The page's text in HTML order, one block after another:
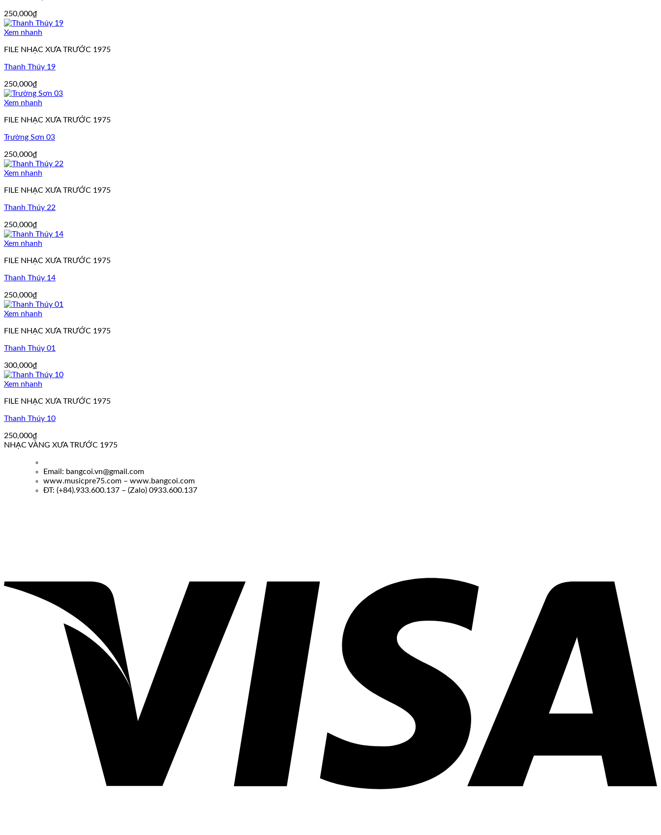
250,000₫
Xem nhanh
FILE NHẠC XƯA TRƯỚC 1975
Thanh Thúy 19
250,000₫
Xem nhanh
FILE NHẠC XƯA TRƯỚC 1975
Trường Sơn 03
250,000₫
Xem nhanh
FILE NHẠC XƯA TRƯỚC 1975
Thanh Thúy 22
250,000₫
Xem nhanh
FILE NHẠC XƯA TRƯỚC 1975
Thanh Thúy 14
250,000₫
Xem nhanh
FILE NHẠC XƯA TRƯỚC 1975
Thanh Thúy 01
300,000₫
Xem nhanh
FILE NHẠC XƯA TRƯỚC 1975
Thanh Thúy 10
250,000₫
NHẠC VÀNG XƯA TRƯỚC 1975
Email: bangcoi.vn@gmail.com
www.musicpre75.com – www.bangcoi.com
ĐT: (+84).933.600.137 – (Zalo) 0933.600.137